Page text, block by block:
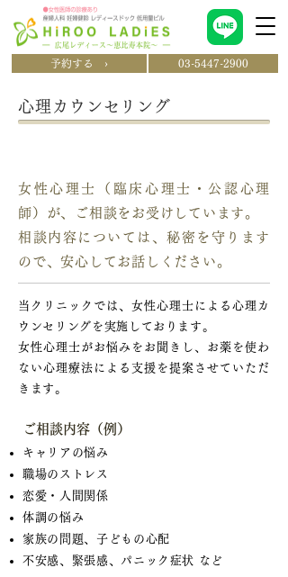
予約する › 03-5447-2900
心理カウンセリング
女性心理士（臨床心理士・公認心理
師）が、ご相談をお受けしています。
相談内容については、秘密を守ります
ので、安心してお話しください。
当クリニックでは、女性心理士による心理カ
ウンセリングを実施しております。
女性心理士がお悩みをお聞きし、お薬を使わ
ない心理療法による支援を提案させていただ
きます。
ご相談内容（例）
キャリアの悩み
職場のストレス
恋愛・人間関係
体調の悩み
家族の問題、子どもの心配
不安感、緊張感、パニック症状 など